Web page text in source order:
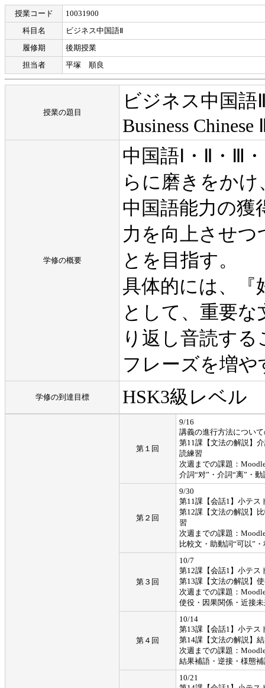
授業コード
10031900
科目名
ビジネス中国語Ⅱ
履修期
後期授業
担当者
平塚 順良
授業の題目
ビジネス中国語
Business Chinese
学修の概要
中国語Ⅰ・Ⅱ・Ⅲ
らに磨きをか
中国語能力の獲
力を向上させ
とを目指す。
具体的には、『
として、重要
り返し音読す
フレーズを増や
学修の到達目標 HSK3級レベル
第１回
9/16
講義の進行方法につい
第11課【文法の解説】
読練習
次週までの課題：
介詞“对”・介詞“离”・
第２回
9/30
第11課【会話1】小テス
第12課【文法の解説】
習
次週までの課題：
比較文・助動詞“可以”
第３回
10/7
第12課【会話1】小テス
第13課【文法の解説】
次週までの課題：
使役・因果関係・近接
第４回
10/14
第13課【会話1】小テス
第14課【文法の解説】
次週までの課題：
結果補語・逆接・様態
10/21